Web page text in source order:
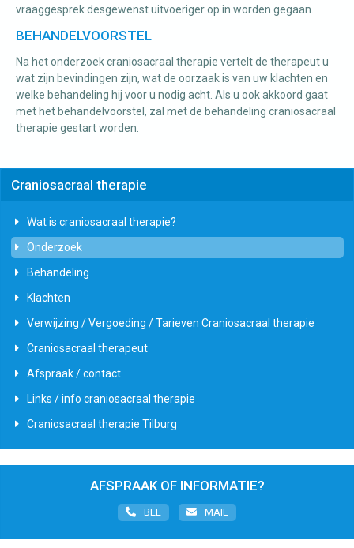
vraaggesprek desgewenst uitvoeriger op in worden gegaan.
BEHANDELVOORSTEL
Na het onderzoek craniosacraal therapie vertelt de therapeut u
wat zijn bevindingen zijn, wat de oorzaak is van uw klachten en
welke behandeling hij voor u nodig acht. Als u ook akkoord gaat
met het behandelvoorstel, zal met de behandeling craniosacraal
therapie gestart worden.
Craniosacraal therapie
Wat is craniosacraal therapie?
Onderzoek
Behandeling
Klachten
Verwijzing / Vergoeding / Tarieven Craniosacraal therapie
Craniosacraal therapeut
Afspraak / contact
Links / info craniosacraal therapie
Craniosacraal therapie Tilburg
AFSPRAAK OF INFORMATIE?
BEL MAIL